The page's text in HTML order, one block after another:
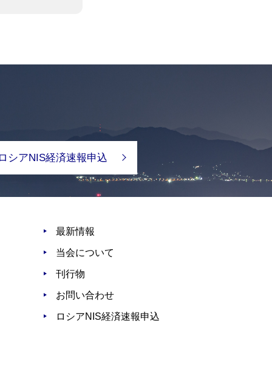
シアNIS経済速報申込
最新情報
当会について
刊行物
お問い合わせ
ロシアNIS経済速報申込